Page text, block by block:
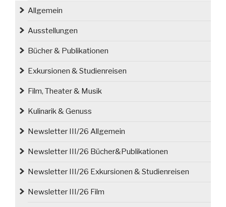
im
jüdischen
Allgemein
Ausstellungen
Bücher & Publikationen
Exkursionen & Studienreisen
Film, Theater & Musik
Kulinarik & Genuss
Newsletter III/26 Allgemein
Newsletter III/26 Bücher&Publikationen
Newsletter III/26 Exkursionen & Studienreisen
Newsletter III/26 Film